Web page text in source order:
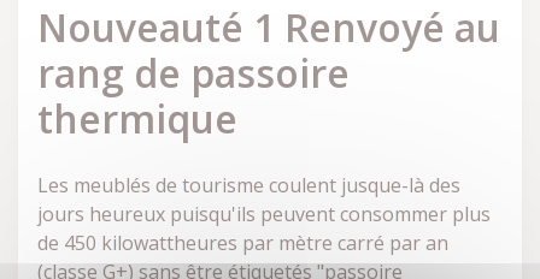
Nouveauté 1 Renvoyé au
rang de passoire
thermique
Les meublés de tourisme coulent jusque-là des
jours heureux puisqu'ils peuvent consommer plus
de 450 kilowattheures par mètre carré par an
(classe G+) sans être étiquetés "passoire